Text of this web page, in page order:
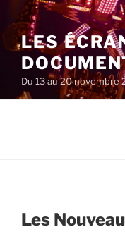
au
contenu
principal
LES
Du 13 au 20 novembre
Les